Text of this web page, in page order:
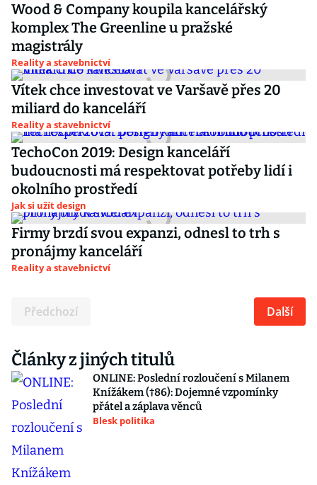
Wood & Company koupila kancelářský
komplex The Greenline u pražské
magistrály
Reality a stavebnictví
Vítek chce investovat ve Varšavě přes 20
miliard do kanceláří
Reality a stavebnictví
TechoCon 2019: Design kanceláří
budoucnosti má respektovat potřeby lidí i
okolního prostředí
Jak si užít design
Firmy brzdí svou expanzi, odnesl to trh s
pronájmy kanceláří
Reality a stavebnictví
Předchozí Další
Články z jiných titulů
ONLINE: Poslední rozloučení s Milanem
Knížákem (†86): Dojemné vzpomínky
přátel a záplava věnců
Blesk politika